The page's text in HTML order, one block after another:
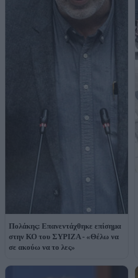
Πολάκης: Επανεντάχθηκε επίσημα
στην ΚΟ του ΣΥΡΙΖΑ - «Θέλω να
σε ακούω να το λες»